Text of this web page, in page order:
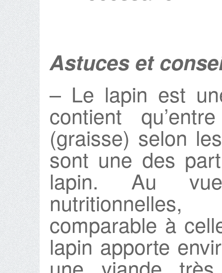
Astuces et
– Le lapin est
contient
(graisse) selon
sont une des
lapin. Au
comparable à
lapin apporte